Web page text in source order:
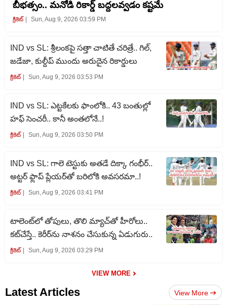
బీభత్సం.. మనోడి రికార్డ్ బద్దలవ్వడం కష్టమే
క్రికెట్‌ Sun, Aug 9, 2026 03:59 PM
IND vs SL: శ్రీలంకపై సత్తా చాటితే చరిత్రే.. గిల్,
జడేజా, కుల్దీప్ ముందు అరుదైన రికార్డులు
క్రికెట్‌ Sun, Aug 9, 2026 03:53 PM
IND vs SL: ఎట్టకేలకు ఫాంలోకి.. 43 బంతుల్లో
హఫ్ సెంచరీ.. కానీ అంతలోనే..!
క్రికెట్‌ Sun, Aug 9, 2026 03:50 PM
IND vs SL: గాలె టెస్టుకు అతడే దిక్కా గంభీర్..
అట్టర్ ఫ్లాప్ ప్లేయర్‌తో బరిలోకి అవసరమా..!
క్రికెట్‌ Sun, Aug 9, 2026 03:41 PM
టాలెంట్‌లో తోపులు, తొలి మ్యాచ్‌తో హీరోలు..
కట్‌చేస్తే.. కెరీర్‌ను నాశనం చేసుకున్న ఏడుగురు..
క్రికెట్‌ Sun, Aug 9, 2026 03:29 PM
VIEW MORE
Latest Articles View More